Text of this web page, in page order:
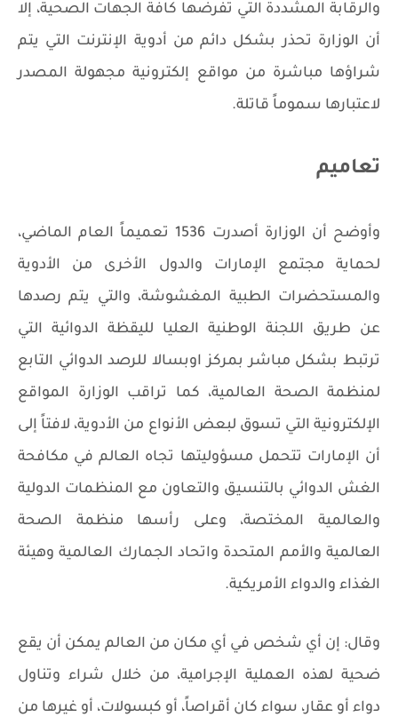
والرقابة المشددة التي تفرضها كافة الجهات الصحية، إلا
أن الوزارة تحذر بشكل دائم من أدوية الإنترنت التي يتم
شراؤها مباشرة من مواقع إلكترونية مجهولة المصدر
لاعتبارها سموماً قاتلة.
تعاميم
وأوضح أن الوزارة أصدرت 1536 تعميماً العام الماضي،
لحماية مجتمع الإمارات والدول الأخرى من الأدوية
والمستحضرات الطبية المغشوشة، والتي يتم رصدها
عن طريق اللجنة الوطنية العليا لليقظة الدوائية التي
ترتبط بشكل مباشر بمركز اوبسالا للرصد الدوائي التابع
لمنظمة الصحة العالمية، كما تراقب الوزارة المواقع
الإلكترونية التي تسوق لبعض الأنواع من الأدوية، لافتاً إلى
أن الإمارات تتحمل مسؤوليتها تجاه العالم في مكافحة
الغش الدوائي بالتنسيق والتعاون مع المنظمات الدولية
والعالمية المختصة، وعلى رأسها منظمة الصحة
العالمية والأمم المتحدة واتحاد الجمارك العالمية وهيئة
الغذاء والدواء الأمريكية.
وقال: إن أي شخص في أي مكان من العالم يمكن أن يقع
ضحية لهذه العملية الإجرامية، من خلال شراء وتناول
دواء أو عقار، سواء كان أقراصاً، أو كبسولات، أو غيرها من